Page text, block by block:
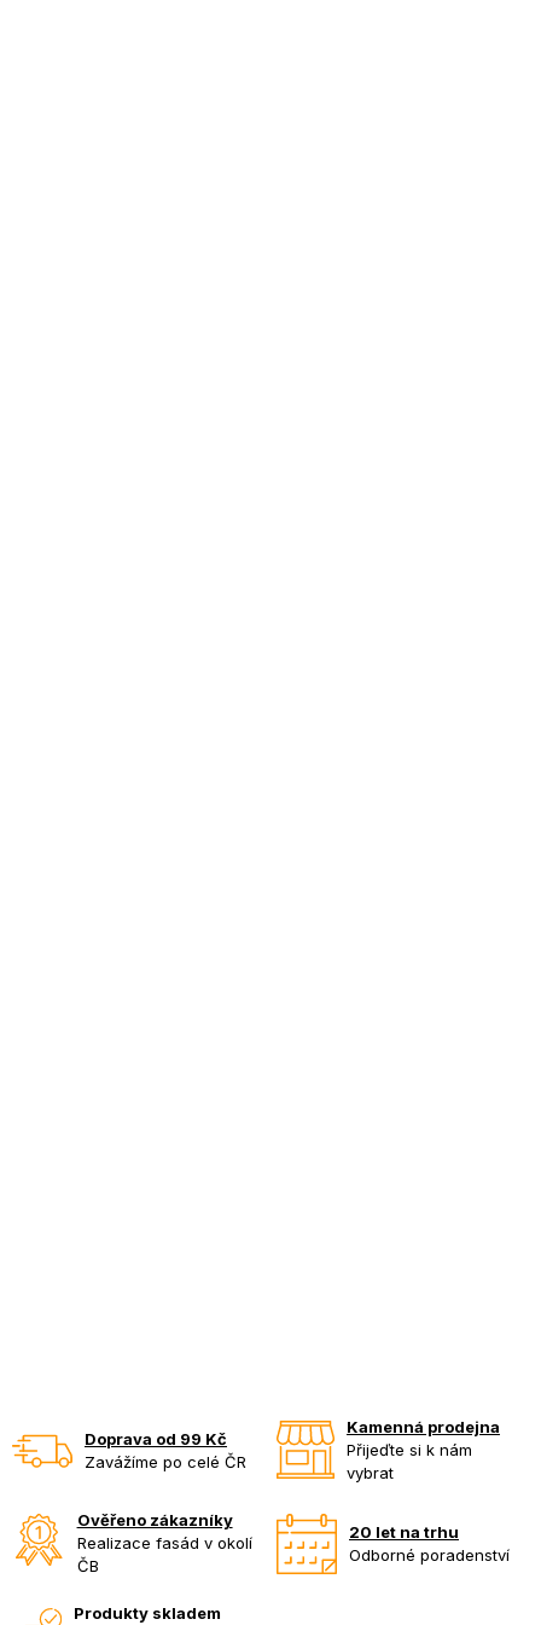
Doprava od 99 Kč
Zavážíme po celé ČR
Kamenná prodejna
Přijeďte si k nám
vybrat
Ověřeno zákazníky
Realizace fasád v okolí
ČB
20 let na trhu
Odborné poradenství
Produkty skladem